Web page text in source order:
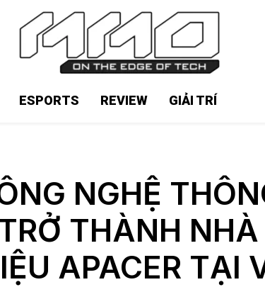
ESPORTS REVIEW GIẢI TRÍ
NGHỆ
THÀNH
APACER TẠI